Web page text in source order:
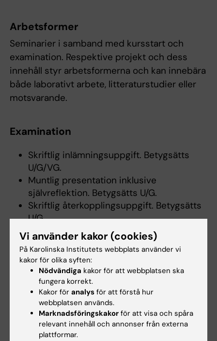
Arbetsformer
Seminarier i samband med kursstart och
examination. Respektive projekt och dess
innehåll styr arbetsformerna och kan innebära
både laborativt arbete, litteraturstudier eller
motsvarande.
Examination
Skriftlig inlämningsuppgift. Betygsätts
U/G/VG.
Muntlig presentation inklusive
självreflektion. Betygsätts U/G.
Skriftlig återkopplingsuppgift. Betygsätts
U/G.
Skriftliga uppgifter ska lämnas in före slutet av
kursen enligt specifikation i schemat. För att
få godkänt på kursen (betyget G eller högre)
krävs minst godkänt på alla kursens moment.
För att få väl godkänt på kursen krävs betyget
väl godkänt på den skriftliga
inlämningsuppgiften.
Vi använder kakor (cookies)
På Karolinska Institutets webbplats använder vi
kakor för olika syften:
Nödvändiga kakor för att webbplatsen ska
fungera korrekt.
Kakor för analys för att förstå hur
webbplatsen används.
Marknadsföringskakor för att visa och spåra
relevant innehåll och annonser från externa
plattformar.